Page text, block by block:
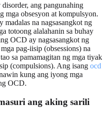
ang pangunahing
mga obsesyon at kompulsyon.
madalas na nagsasangkot ng
totoong alalahanin sa buhay
OCD ay nagsasangkot ng
pag-iisip (obsessions) na
sa pamamagitan ng mga tiyak
(compulsions). Ang isang ocd
kung ang iyong mga
OCD.
ang aking sarili